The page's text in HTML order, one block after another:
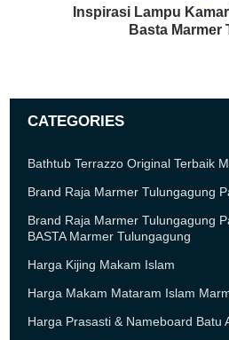
Inspirasi Lampu
Basta Marmer
CATEGORIES
Bathtub Terrazzo Original Terbaik
Brand Raja Marmer Tulungagung
Brand Raja Marmer Tulungagung
BASTA Marmer Tulungagung
Harga Kijing Makam Islam
Harga Makam Mataram Islam
Harga Prasasti & Nameboard Batu